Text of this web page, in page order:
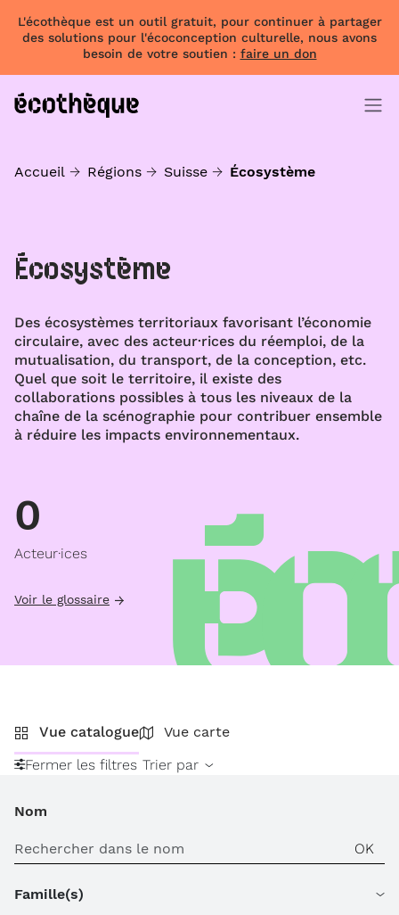
L'écothèque est un outil gratuit, pour continuer à partager
des solutions pour l'écoconception culturelle, nous avons
besoin de votre soutien : faire un don
Accueil Régions Suisse Écosystème
Écosystème
Des écosystèmes territoriaux favorisant l’économie
circulaire, avec des acteur·rices du réemploi, de la
mutualisation, du transport, de la conception, etc.
Quel que soit le territoire, il existe des
collaborations possibles à tous les niveaux de la
chaîne de la scénographie pour contribuer ensemble
à réduire les impacts environnementaux.
0
Acteur·ices
Voir le glossaire
Vue catalogue
Vue carte
Fermer les filtres Trier par
Nom
Famille(s)